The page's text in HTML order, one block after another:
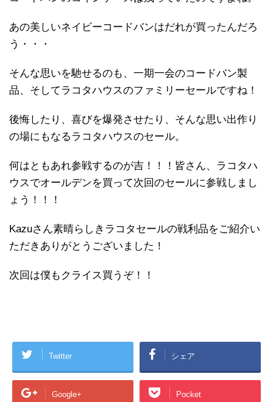
あの美しいネイビーコードバンはだれが買ったんだろ
う・・・
そんな思いを馳せるのも、一期一会のコードバン製
品、そしてラコタハウスのファミリーセールですね！
後悔したり、喜びを爆発させたり、そんな思い出作り
の場にもなるラコタハウスのセール。
何はともあれ参戦するのが吉！！！皆さん、ラコタハ
ウスでオールデンを買って次回のセールに参戦しまし
ょう！！！
Kazuさん素晴らしきラコタセールの戦利品をご紹介い
ただきありがとうございました！
次回は僕もクライス買うぞ！！
Twitter シェア
Google+ Pocket